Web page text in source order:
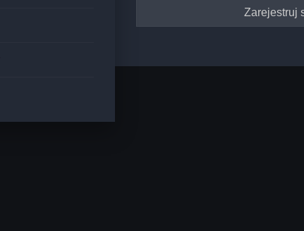
Zarejestruj